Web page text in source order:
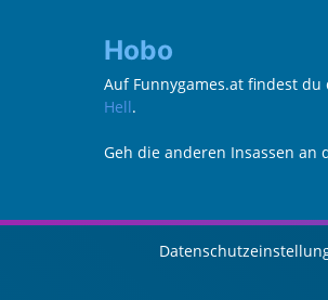
Hobo
Auf Funnygames.at findest
Hell.
Geh die anderen Insassen an